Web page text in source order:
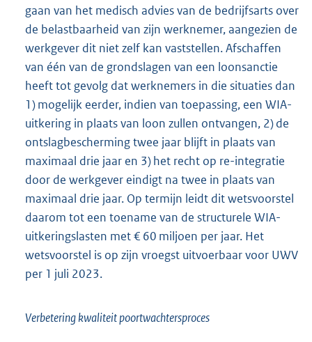
gaan van het medisch advies van de bedrijfsarts over
de belastbaarheid van zijn werknemer, aangezien de
werkgever dit niet zelf kan vaststellen. Afschaffen
van één van de grondslagen van een loonsanctie
heeft tot gevolg dat werknemers in die situaties dan
1) mogelijk eerder, indien van toepassing, een WIA-
uitkering in plaats van loon zullen ontvangen, 2) de
ontslagbescherming twee jaar blijft in plaats van
maximaal drie jaar en 3) het recht op re-integratie
door de werkgever eindigt na twee in plaats van
maximaal drie jaar. Op termijn leidt dit wetsvoorstel
daarom tot een toename van de structurele WIA-
uitkeringslasten met € 60 miljoen per jaar. Het
wetsvoorstel is op zijn vroegst uitvoerbaar voor UWV
per 1 juli 2023.
Verbetering kwaliteit poortwachtersproces